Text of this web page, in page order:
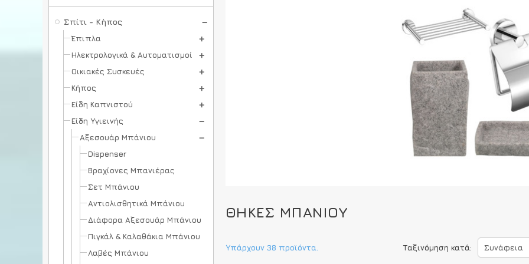
Σπίτι - Κήπος
Έπιπλα
Ηλεκτρολογικά & Αυτοματισμοί
Οικιακές Συσκευές
Κήπος
Είδη Καπνιστού
Είδη Υγιεινής
Αξεσουάρ Μπάνιου
Dispenser
Βραχίονες Μπανιέρας
Σετ Μπάνιου
Αντιολισθητικά Μπάνιου
Διάφορα Αξεσουάρ Μπάνιου
Πιγκάλ & Καλαθάκια Μπάνιου
Λαβές Μπάνιου
ΘΉΚΕΣ ΜΠΆΝΙΟΥ
Ταξινόμηση κατά: Συνάφεια
Υπάρχουν 38 προϊόντα.